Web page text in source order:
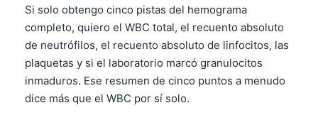
Si solo obtengo cinco pistas del hemograma
completo, quiero el WBC total, el recuento absoluto
de neutrófilos, el recuento absoluto de linfocitos, las
plaquetas y si el laboratorio marcó granulocitos
inmaduros. Ese resumen de cinco puntos a menudo
dice más que el WBC por sí solo.
Кыргызча
Татар теле
Беларуская мова
Esperanto
Frysk